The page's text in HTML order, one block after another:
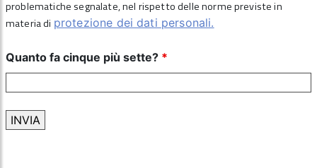
problematiche segnalate, nel rispetto delle norme previste in
materia di protezione dei dati personali.
Quanto fa cinque più sette? *